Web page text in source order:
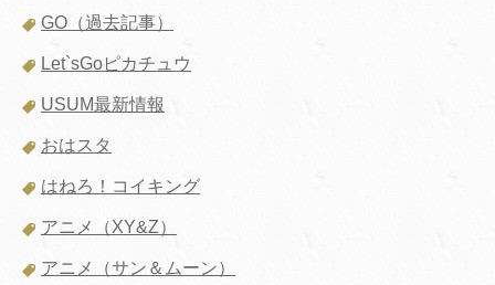
GO（過去記事）
Let`sGoピカチュウ
USUM最新情報
おはスタ
はねろ！コイキング
アニメ（XY&Z）
アニメ（サン＆ムーン）